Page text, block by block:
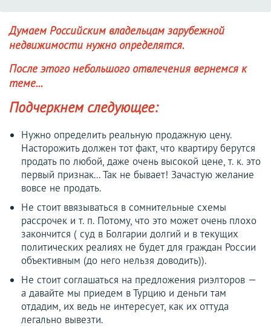
Думаем Российским владельцам зарубежной
недвижимости нужно определятся.
После этого небольшого отвлечения вернемся к
теме...
Подчеркнем следующее:
Нужно определить реальную продажную цену.
Насторожить должен тот факт, что квартиру берутся
продать по любой, даже очень высокой цене, т. к. это
первый признак... Так не бывает! Зачастую желание
вовсе не продать.
Не стоит ввязываться в сомнительные схемы
рассрочек и т. п. Потому, что это может очень плохо
закончится ( суд в Болгарии долгий и в текущих
политических реалиях не будет для граждан России
объективным (до него нельзя доводить)).
Не стоит соглашаться на предложения риэлторов —
а давайте мы приедем в Турцию и деньги там
отдадим, их ведь не интересует, как их оттуда
легально вывезти.